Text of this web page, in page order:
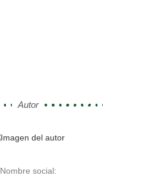
Autor
Nombre social: